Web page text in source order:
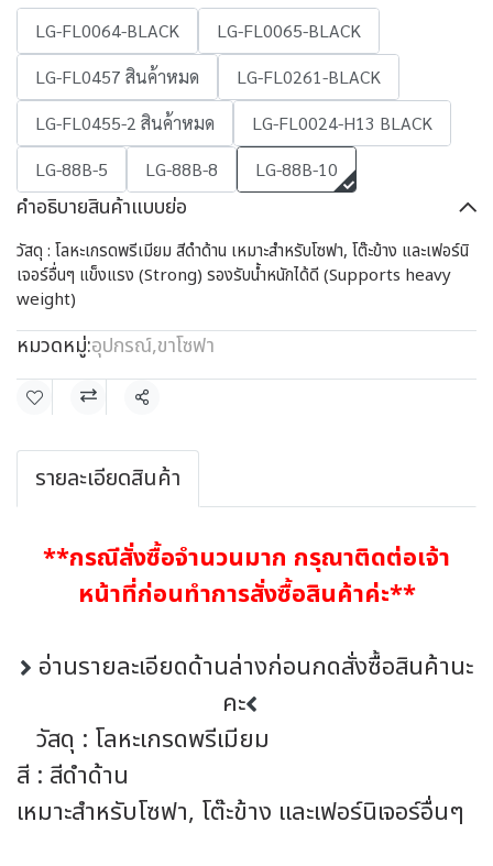
LG-FL0064-BLACK
LG-FL0065-BLACK
LG-FL0457 สินค้าหมด
LG-FL0261-BLACK
LG-FL0455-2 สินค้าหมด
LG-FL0024-H13 BLACK
LG-88B-5
LG-88B-8 LG-88B-10
คำอธิบายสินค้าแบบย่อ
วัสดุ : โลหะเกรดพรีเมียม สีดำด้าน เหมาะสำหรับโซฟา, โต๊ะข้าง และเฟอร์นิ
เจอร์อื่นๆ แข็งแรง (Strong) รองรับน้ำหนักได้ดี (Supports heavy
weight)
หมวดหมู่:อุปกรณ์,ขาโซฟา
แชร์
รายละเอียดสินค้า
**กรณีสั่งซื้อจำนวนมาก กรุณาติดต่อเจ้า
หน้าที่ก่อนทำการสั่งซื้อสินค้าค่ะ**
อ่านรายละเอียดด้านล่างก่อนกดสั่งซื้อสินค้านะ
คะ
วัสดุ : โลหะเกรดพรีเมียม
สี : สีดำด้าน
เหมาะสำหรับโซฟา, โต๊ะข้าง และเฟอร์นิเจอร์อื่นๆ